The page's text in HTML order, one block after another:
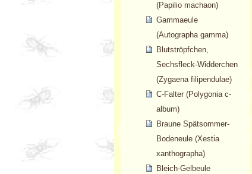
(Papilio machaon)
Gammaeule
(Autographa gamma)
Blutströpfchen,
Sechsfleck-Widderchen
(Zygaena filipendulae)
C-Falter (Polygonia c-
album)
Braune Spätsommer-
Bodeneule (Xestia
xanthographa)
Bleich-Gelbeule